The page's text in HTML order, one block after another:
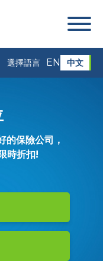
選擇語言 EN 中文
保險公司，
時折扣!